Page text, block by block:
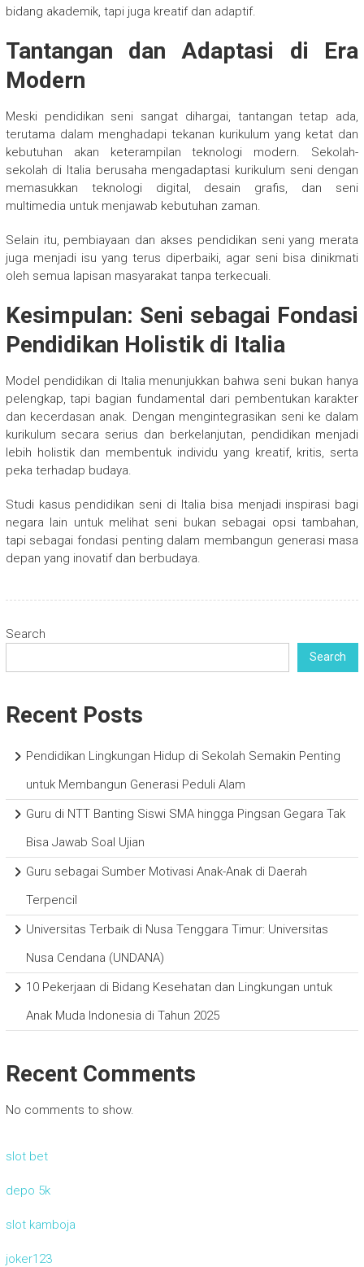
bidang akademik, tapi juga kreatif dan adaptif.
Tantangan dan Adaptasi di Era
Modern
Meski pendidikan seni sangat dihargai, tantangan tetap ada,
terutama dalam menghadapi tekanan kurikulum yang ketat dan
kebutuhan akan keterampilan teknologi modern. Sekolah-
sekolah di Italia berusaha mengadaptasi kurikulum seni dengan
memasukkan teknologi digital, desain grafis, dan seni
multimedia untuk menjawab kebutuhan zaman.
Selain itu, pembiayaan dan akses pendidikan seni yang merata
juga menjadi isu yang terus diperbaiki, agar seni bisa dinikmati
oleh semua lapisan masyarakat tanpa terkecuali.
Kesimpulan: Seni sebagai Fondasi
Pendidikan Holistik di Italia
Model pendidikan di Italia menunjukkan bahwa seni bukan hanya
pelengkap, tapi bagian fundamental dari pembentukan karakter
dan kecerdasan anak. Dengan mengintegrasikan seni ke dalam
kurikulum secara serius dan berkelanjutan, pendidikan menjadi
lebih holistik dan membentuk individu yang kreatif, kritis, serta
peka terhadap budaya.
Studi kasus pendidikan seni di Italia bisa menjadi inspirasi bagi
negara lain untuk melihat seni bukan sebagai opsi tambahan,
tapi sebagai fondasi penting dalam membangun generasi masa
depan yang inovatif dan berbudaya.
Search
Search
Recent Posts
Pendidikan Lingkungan Hidup di Sekolah Semakin Penting
untuk Membangun Generasi Peduli Alam
Guru di NTT Banting Siswi SMA hingga Pingsan Gegara Tak
Bisa Jawab Soal Ujian
Guru sebagai Sumber Motivasi Anak-Anak di Daerah
Terpencil
Universitas Terbaik di Nusa Tenggara Timur: Universitas
Nusa Cendana (UNDANA)
10 Pekerjaan di Bidang Kesehatan dan Lingkungan untuk
Anak Muda Indonesia di Tahun 2025
Recent Comments
No comments to show.
slot bet
depo 5k
slot kamboja
joker123